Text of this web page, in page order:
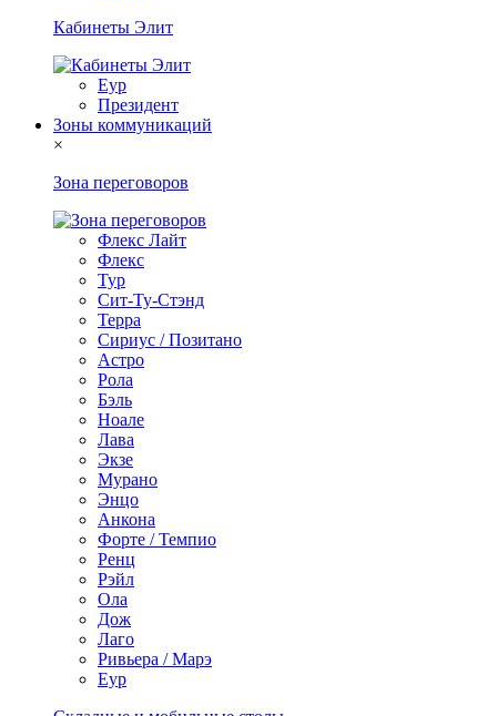
Кабинеты Элит
Еур
Президент
Зоны коммуникаций
×
Зона переговоров
Флекс Лайт
Флекс
Тур
Сит-Ту-Стэнд
Терра
Сириус / Позитано
Астро
Рола
Бэль
Ноале
Лава
Экзе
Мурано
Энцо
Анкона
Форте / Темпио
Ренц
Рэйл
Ола
Дож
Лаго
Ривьера / Марэ
Еур